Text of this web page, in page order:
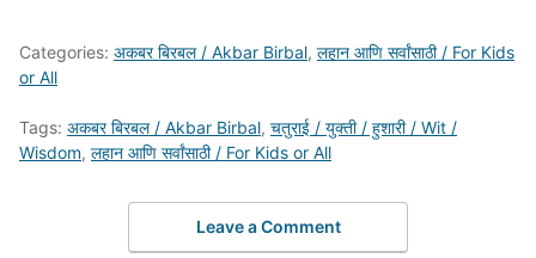
Categories: अकबर बिरबल / Akbar Birbal, लहान आणि सर्वांसाठी / For Kids
or All
Tags: अकबर बिरबल / Akbar Birbal, चतुराई / युक्ती / हुशारी / Wit /
Wisdom, लहान आणि सर्वांसाठी / For Kids or All
Leave a Comment